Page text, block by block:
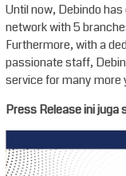
Until now, Debindo
network with 5
Furthermore, with a
passionate staff,
service for many more
Press Release ini juga